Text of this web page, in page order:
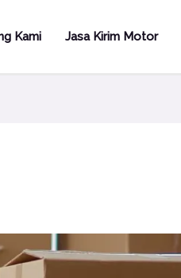
Kami Jasa Kirim Motor